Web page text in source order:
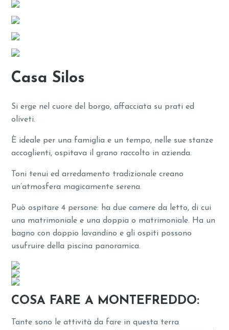
Casa Silos
Si erge nel cuore del borgo, affacciata su prati ed
oliveti.
È ideale per una famiglia e un tempo, nelle sue stanze
accoglienti, ospitava il grano raccolto in azienda.
Toni tenui ed arredamento tradizionale creano
un’atmosfera magicamente serena.
Può ospitare 4 persone: ha due camere da letto, di cui
una matrimoniale e una doppia o matrimoniale. Ha un
bagno con doppio lavandino e gli ospiti possono
usufruire della piscina panoramica.
COSA FARE A MONTEFREDDO:
Tante sono le attività da fare in questa terra